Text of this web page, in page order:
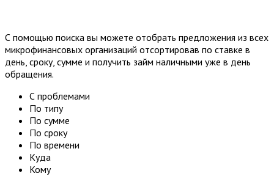
С помощью поиска вы можете отобрать предложения из всех
микрофинансовых организаций отсортировав по ставке в
день, сроку, сумме и получить займ наличными уже в день
обращения.
С проблемами
По типу
По сумме
По сроку
По времени
Куда
Кому